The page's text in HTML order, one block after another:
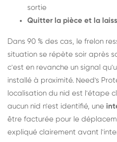
sortie
Quitter la pièce et la
Dans 90 % des cas, le frelon
situation se répète soir après
c'est en revanche un signal
installé à proximité. Need's
localisation du nid est l'étape
aucun nid n'est identifié, une
être facturée pour le
expliqué clairement avant